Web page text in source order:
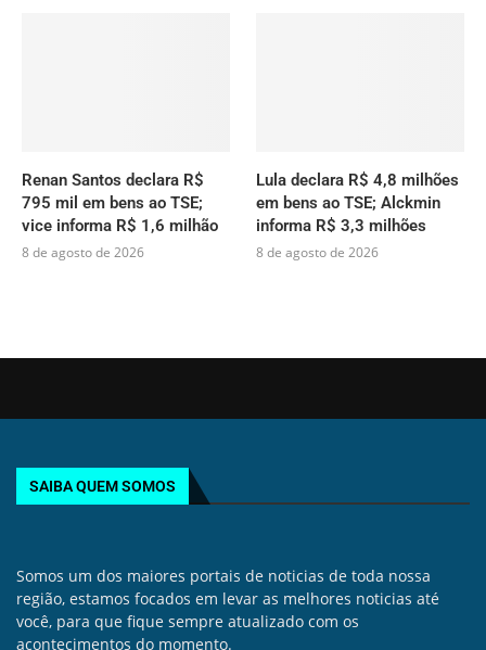
Renan Santos declara R$
795 mil em bens ao TSE;
vice informa R$ 1,6 milhão
8 de agosto de 2026
Lula declara R$ 4,8 milhões
em bens ao TSE; Alckmin
informa R$ 3,3 milhões
8 de agosto de 2026
SAIBA QUEM SOMOS
Somos um dos maiores portais de noticias de toda nossa
região, estamos focados em levar as melhores noticias até
você, para que fique sempre atualizado com os
acontecimentos do momento.